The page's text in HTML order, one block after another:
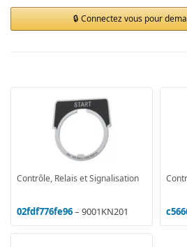
Connectez vous pour
Contrôle, Relais et Signalisation
02fdf776fe96– 9001KN201